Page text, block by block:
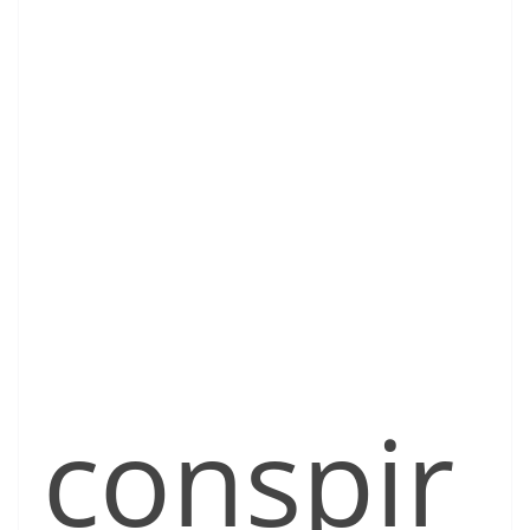
conspir